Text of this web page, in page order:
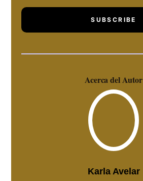
SUBSCRIBE
Acerca del Autor
Karla Avelar